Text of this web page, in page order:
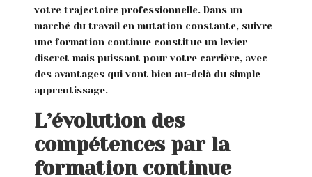
votre trajectoire professionnelle. Dans un
marché du travail en mutation constante, suivre
une formation continue constitue un levier
discret mais puissant pour votre carrière, avec
des avantages qui vont bien au-delà du simple
apprentissage.
L’évolution des
compétences par la
formation continue